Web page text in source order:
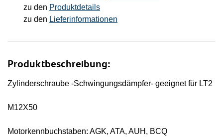
zu den Produktdetails
zu den Lieferinformationen
Produktbeschreibung:
Zylinderschraube -Schwingungsdämpfer- geeignet für LT2
M12X50
Motorkennbuchstaben: AGK, ATA, AUH, BCQ